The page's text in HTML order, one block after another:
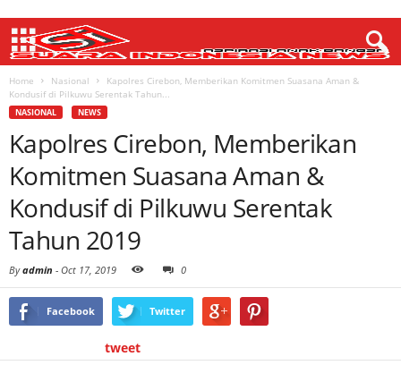
Home Nasional
Kapolres Cirebon, Memberikan Komitmen Suasana Aman &
Kondusif di Pilkuwu Serentak Tahun...
NASIONAL NEWS
Kapolres Cirebon, Memberikan
Komitmen Suasana Aman &
Kondusif di Pilkuwu Serentak
Tahun 2019
Byadmin - Oct 17, 2019 0
Facebook Twitter
tweet